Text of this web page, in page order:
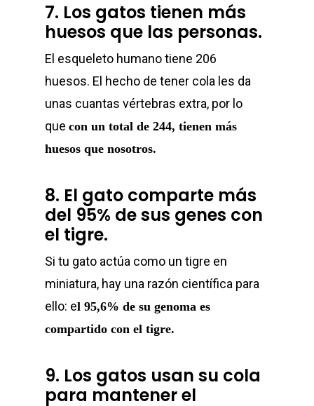
7. Los gatos tienen más
huesos que las personas.
El esqueleto humano tiene 206
huesos. El hecho de tener cola les da
unas cuantas vértebras extra, por lo
que con un total de 244, tienen más
huesos que nosotros.
8. El gato comparte más
del 95% de sus genes con
el tigre.
Si tu gato actúa como un tigre en
miniatura, hay una razón científica para
ello: el 95,6% de su genoma es
compartido con el tigre.
9. Los gatos usan su cola
para mantener el